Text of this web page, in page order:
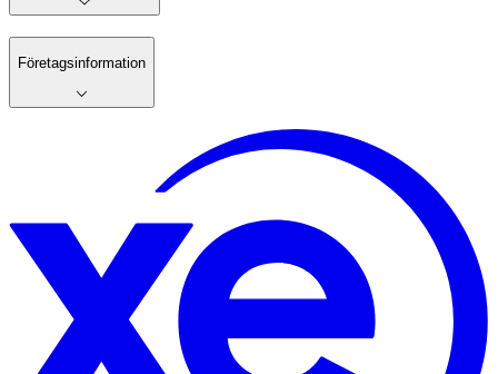
Företagsinformation